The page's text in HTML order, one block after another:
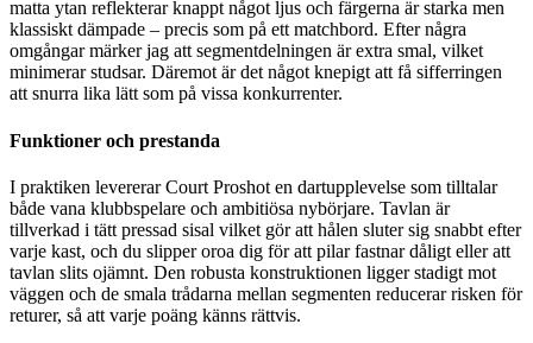
matta ytan reflekterar knappt något ljus och färgerna är starka men
klassiskt dämpade – precis som på ett matchbord. Efter några
omgångar märker jag att segmentdelningen är extra smal, vilket
minimerar studsar. Däremot är det något knepigt att få sifferringen
att snurra lika lätt som på vissa konkurrenter.
Funktioner och prestanda
I praktiken levererar Court Proshot en dartupplevelse som tilltalar
både vana klubbspelare och ambitiösa nybörjare. Tavlan är
tillverkad i tätt pressad sisal vilket gör att hålen sluter sig snabbt efter
varje kast, och du slipper oroa dig för att pilar fastnar dåligt eller att
tavlan slits ojämnt. Den robusta konstruktionen ligger stadigt mot
väggen och de smala trådarna mellan segmenten reducerar risken för
returer, så att varje poäng känns rättvis.